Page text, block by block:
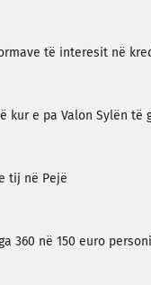
të interesit në
kur e pa Valon Sylën të
tij në Pejë
360 në 150 euro